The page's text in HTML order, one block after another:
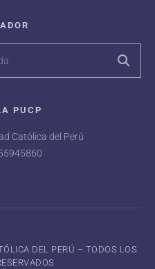
PUCP
Católica del Perú
DEL PERÚ – TODOS LOS